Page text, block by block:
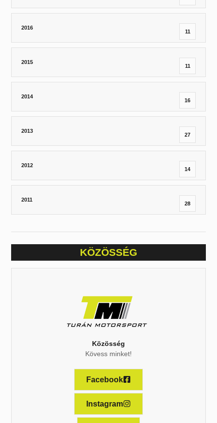
2016
11
2015
11
2014
16
2013
27
2012
14
2011
28
KÖZÖSSÉG
Közösség
Kövess minket!
Facebook
Instagram